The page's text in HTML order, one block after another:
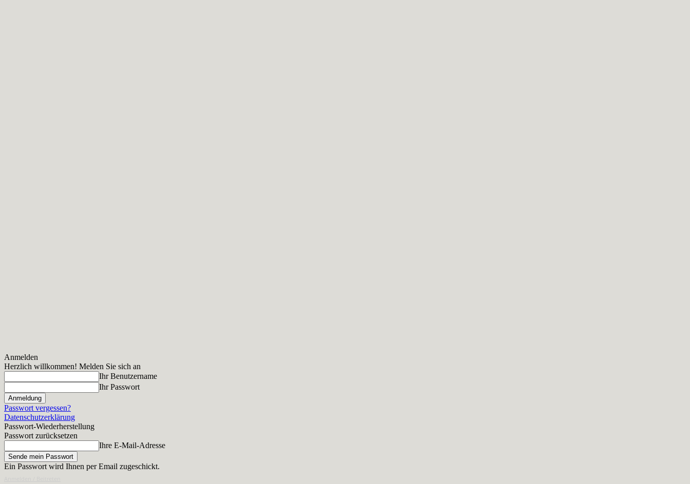
Anmelden
Herzlich willkommen! Melden Sie sich an
Ihr Benutzername
Ihr Passwort
Passwort vergessen?
Datenschutzerklärung
Passwort-Wiederherstellung
Passwort zurücksetzen
Ihre E-Mail-Adresse
Ein Passwort wird Ihnen per Email zugeschickt.